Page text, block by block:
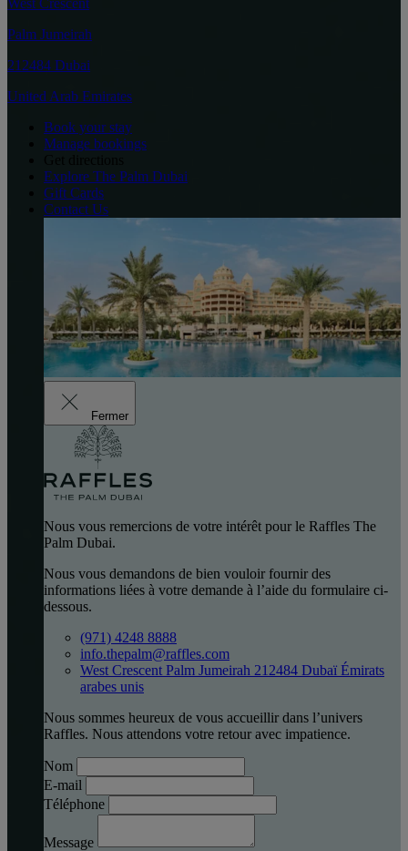
West Crescent
Palm Jumeirah
212484 Dubai
United Arab Emirates
Book your stay
Manage bookings
Explore The Palm Dubai
Gift Cards
Contact Us
Fermer
Nous vous remercions de votre intérêt pour le Raffles The
Palm Dubai.
Nous vous demandons de bien vouloir fournir des
informations liées à votre demande à l’aide du formulaire ci-
dessous.
(971) 4248 8888
info.thepalm@raffles.com
West Crescent Palm Jumeirah 212484 Dubaï Émirats
arabes unis
Nous sommes heureux de vous accueillir dans l’univers
Raffles. Nous attendons votre retour avec impatience.
Nom
E-mail
Téléphone
Message